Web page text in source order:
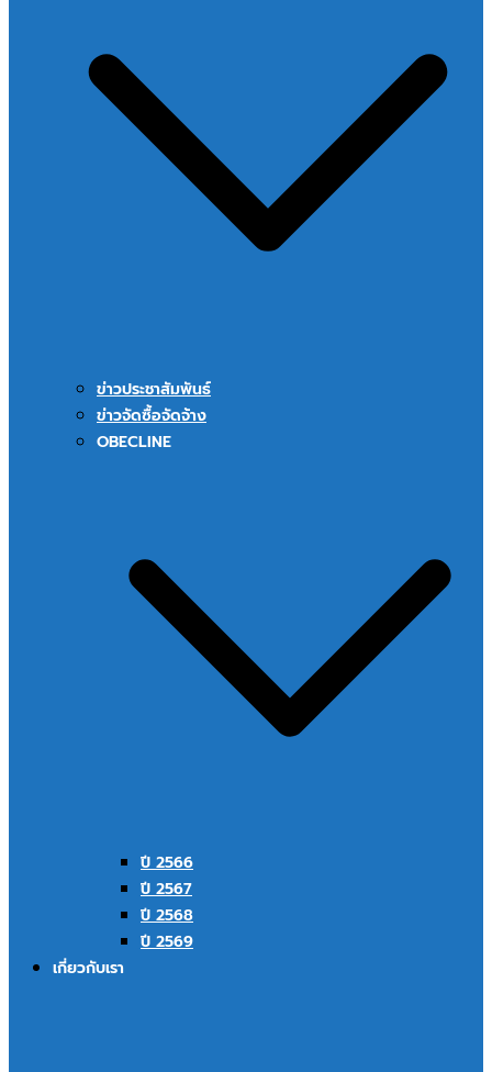
ข่าวประชาสัมพันธ์
ข่าวจัดซื้อจัดจ้าง
OBECLINE
ปี 2566
ปี 2567
ปี 2568
ปี 2569
เกี่ยวกับเรา